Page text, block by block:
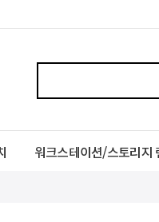
워크스테이션/스토리지